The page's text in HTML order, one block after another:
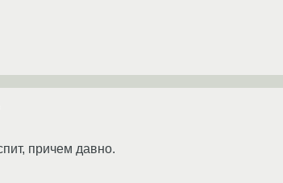
причем давно.